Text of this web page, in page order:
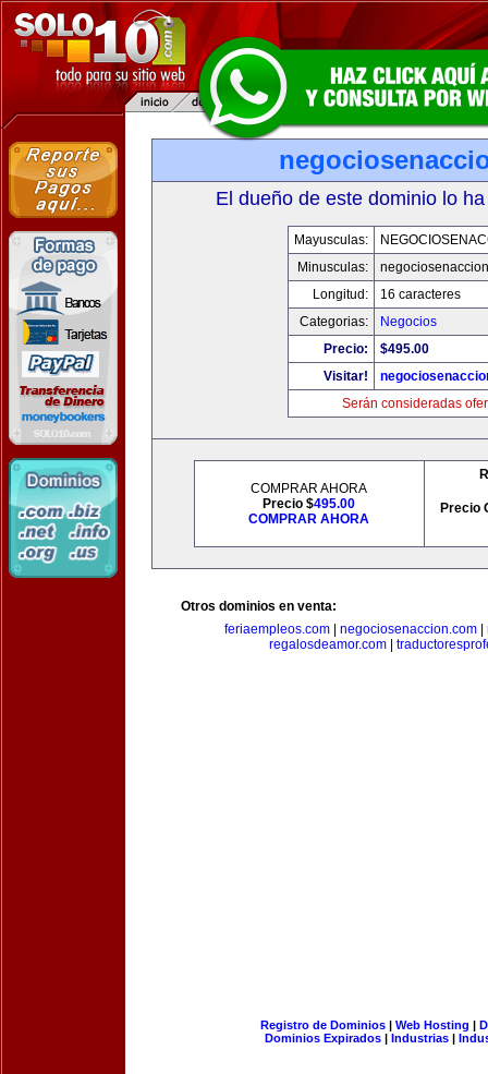
El dueño de este dominio lo
Mayusculas:
Minusculas:
Longitud:
16 caracteres
Categorias:
Negocios
Precio:
$495.00
Visitar!
Serán consideradas
COMPRAR AHORA
Precio $495.00
COMPRAR AHORA
Precio
Otros dominios en venta:
feriaempleos.com
negociosenaccion.com
regalosdeamor.com
Registro de Dominios| Web Hosting |
Dominios Expirados | Industrias |